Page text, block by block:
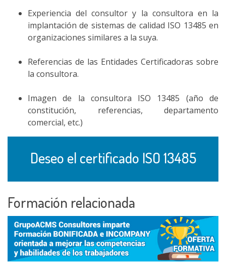
Experiencia del consultor y la consultora en la
implantación de sistemas de calidad ISO 13485 en
organizaciones similares a la suya.
Referencias de las Entidades Certificadoras sobre
la consultora.
Imagen de la consultora ISO 13485 (año de
constitución, referencias, departamento
comercial, etc.)
Deseo el certificado ISO 13485
Formación relacionada